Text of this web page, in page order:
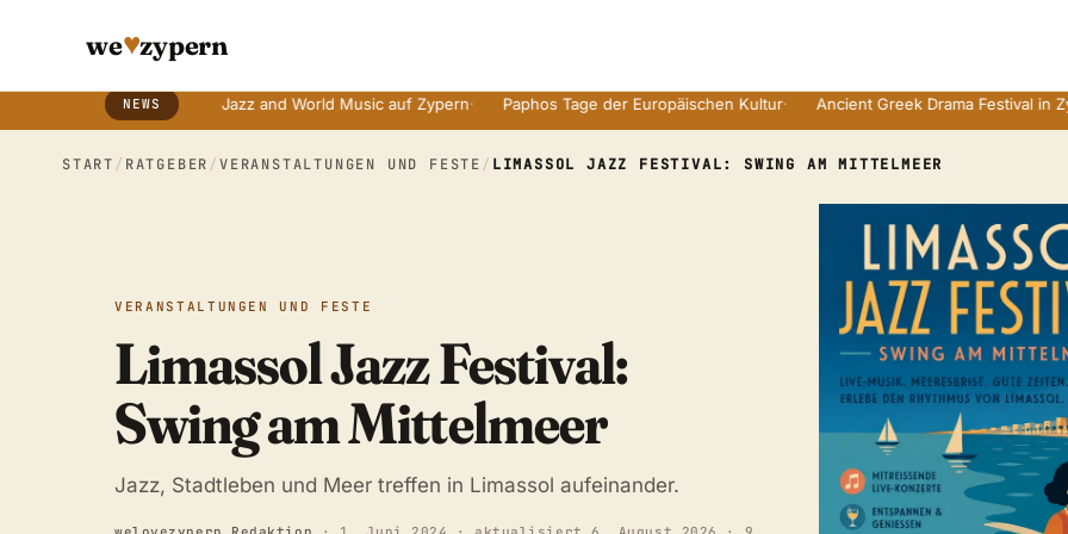
we♥zypern
NEWS
Breaking News Ticker
alten Bräuchen· Jazz and World Music auf Zypern· Paphos Tage der Europäischen Kultur· Ancient Greek Drama Festival in Zyperns
START/ RATGEBER/VERANSTALTUNGEN UND FESTE/ LIMASSOL JAZZ FESTIVAL: SWING AM MITTELMEER
VERANSTALTUNGEN UND FESTE
Limassol Jazz Festival:
Swing am Mittelmeer
Jazz, Stadtleben und Meer treffen in Limassol aufeinander.